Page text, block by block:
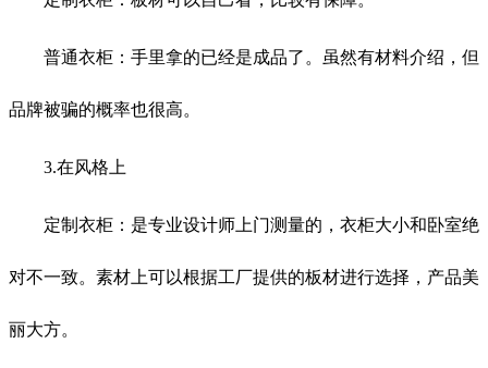
普通衣柜：手里拿的已经是成品了。虽然有材料介绍，但
品牌被骗的概率也很高。
3.在风格上
定制衣柜：是专业设计师上门测量的，衣柜大小和卧室绝
对不一致。素材上可以根据工厂提供的板材进行选择，产品美
丽大方。